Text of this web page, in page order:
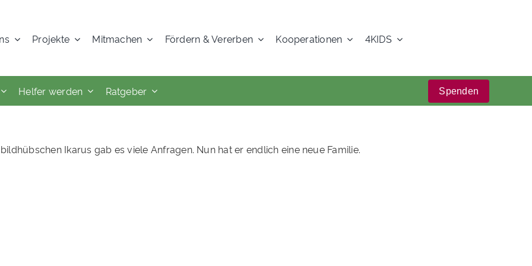
Projekte Mitmachen Fördern & Vererben Kooperationen 4KIDS
Helfer werden Ratgeber Spenden
Ikarus gab es viele Anfragen. Nun hat er endlich eine neue Familie.